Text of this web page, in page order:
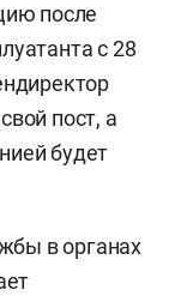
после
с 28
пост, а
будет
в органах